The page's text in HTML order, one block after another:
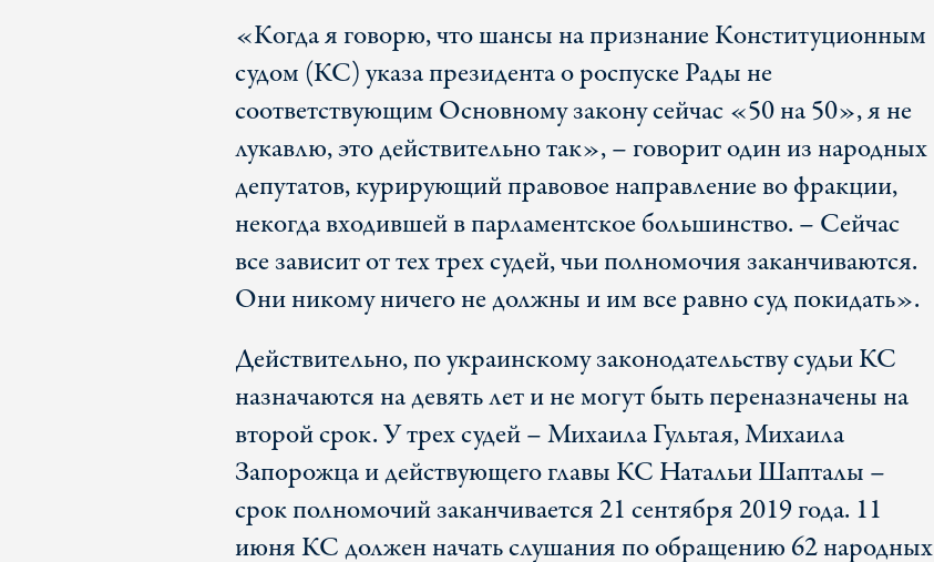
«Когда я говорю, что шансы на признание Конституционным
судом (КС) указа президента о роспуске Рады не
соответствующим Основному закону сейчас «50 на 50», я не
лукавлю, это действительно так», – говорит один из народных
депутатов, курирующий правовое направление во фракции,
некогда входившей в парламентское большинство. – Сейчас
все зависит от тех трех судей, чьи полномочия заканчиваются.
Они никому ничего не должны и им все равно суд покидать».
Действительно, по украинскому законодательству судьи КС
назначаются на девять лет и не могут быть переназначены на
второй срок. У трех судей – Михаила Гультая, Михаила
Запорожца и действующего главы КС Натальи Шапталы –
срок полномочий заканчивается 21 сентября 2019 года. 11
июня КС должен начать слушания по обращению 62 народных